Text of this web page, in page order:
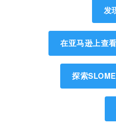
发
在亚马逊上查
探索